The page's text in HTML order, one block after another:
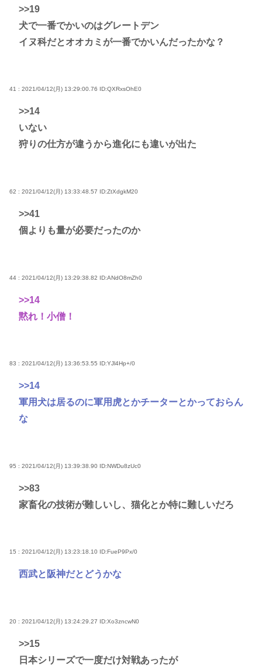
>>19
犬で一番でかいのはグレートデン
イヌ科だとオオカミが一番でかいんだったかな？
41 : 2021/04/12(月) 13:29:00.76 ID:QXRxsOhE0
>>14
いない
狩りの仕方が違うから進化にも違いが出た
62 : 2021/04/12(月) 13:33:48.57 ID:ZtXdgkM20
>>41
個よりも量が必要だったのか
44 : 2021/04/12(月) 13:29:38.82 ID:ANdO8mZh0
>>14
黙れ！小僧！
83 : 2021/04/12(月) 13:36:53.55 ID:YJl4Hp+/0
>>14
軍用犬は居るのに軍用虎とかチーターとかっておらん
な
95 : 2021/04/12(月) 13:39:38.90 ID:NWDu8zUc0
>>83
家畜化の技術が難しいし、猫化とか特に難しいだろ
15 : 2021/04/12(月) 13:23:18.10 ID:FueP9Px/0
西武と阪神だとどうかな
20 : 2021/04/12(月) 13:24:29.27 ID:Xo3zncwN0
>>15
日本シリーズで一度だけ対戦あったが